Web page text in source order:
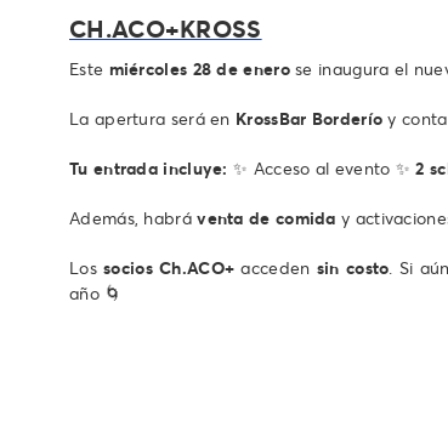
CH.ACO+KROSS
Este miércoles 28 de enerose inaugura el
La apertura será en KrossBar Borderío y
Tu entrada incluye: ✨ Acceso al evento ✨2
Además, habráventa de comida y
Lossocios Ch.ACO+ acceden sin costo . Si
año 🌀